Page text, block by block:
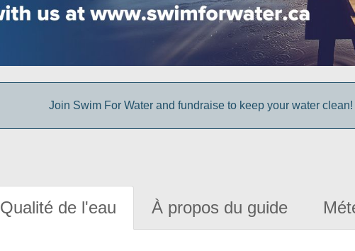
Join Swim For Water and fundraise to keep your water
Qualité de l'eau À propos du guide